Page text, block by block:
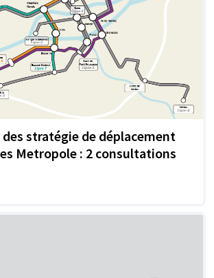
des stratégie de déplacement
Metropole : 2 consultations